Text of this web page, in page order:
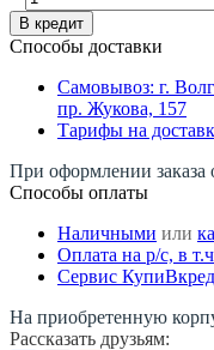
В кредит
Способы доставки
Самовывоз: г.
пр. Жукова, 157
Тарифы на
При оформлении заказа
Способы оплаты
Наличными или
Оплата на р/c, в
Сервис
На приобретенную
Рассказать друзьям: